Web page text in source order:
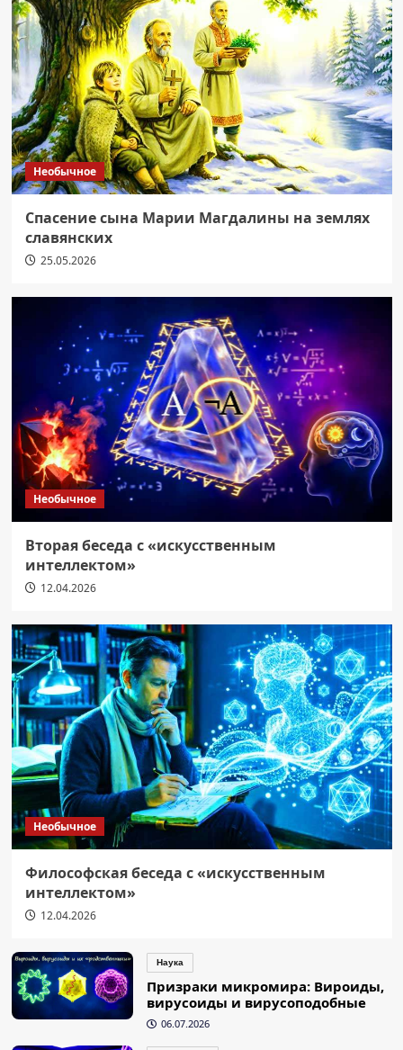
Необычное
Спасение сына Марии Магдалины на землях
славянских
25.05.2026
Необычное
Вторая беседа с «искусственным
интеллектом»
12.04.2026
Необычное
Философская беседа с «искусственным
интеллектом»
12.04.2026
Наука
Призраки микромира: Вироиды,
вирусоиды и вирусоподобные
06.07.2026